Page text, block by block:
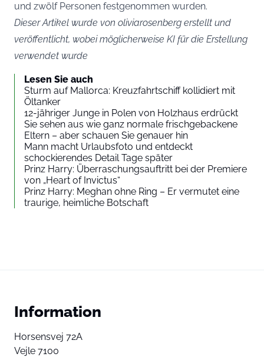
und zwölf Personen festgenommen wurden.
Dieser Artikel wurde von oliviarosenberg erstellt und
veröffentlicht, wobei möglicherweise KI für die Erstellung
verwendet wurde
Lesen Sie auch
Sturm auf Mallorca: Kreuzfahrtschiff kollidiert mit
Öltanker
12-jähriger Junge in Polen von Holzhaus erdrückt
Sie sehen aus wie ganz normale frischgebackene
Eltern – aber schauen Sie genauer hin
Mann macht Urlaubsfoto und entdeckt
schockierendes Detail Tage später
Prinz Harry: Überraschungsauftritt bei der Premiere
von „Heart of Invictus“
Prinz Harry: Meghan ohne Ring – Er vermutet eine
traurige, heimliche Botschaft
Information
Horsensvej 72A
Vejle 7100